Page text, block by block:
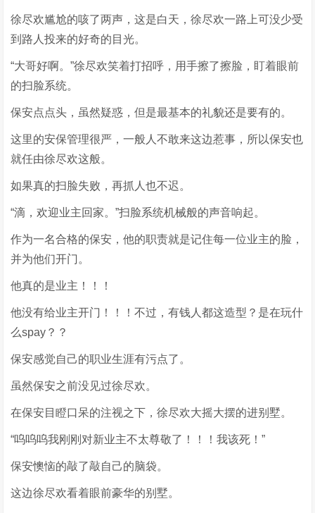
徐尽欢尴尬的咳了两声，这是白天，徐尽欢一路上可没少受
到路人投来的好奇的目光。
“大哥好啊。”徐尽欢笑着打招呼，用手擦了擦脸，盯着眼前
的扫脸系统。
保安点点头，虽然疑惑，但是最基本的礼貌还是要有的。
这里的安保管理很严，一般人不敢来这边惹事，所以保安也
就任由徐尽欢这般。
如果真的扫脸失败，再抓人也不迟。
“滴，欢迎业主回家。”扫脸系统机械般的声音响起。
作为一名合格的保安，他的职责就是记住每一位业主的脸，
并为他们开门。
他真的是业主！！！
他没有给业主开门！！！不过，有钱人都这造型？是在玩什
么spay？？
保安感觉自己的职业生涯有污点了。
虽然保安之前没见过徐尽欢。
在保安目瞪口呆的注视之下，徐尽欢大摇大摆的进别墅。
“呜呜呜我刚刚对新业主不太尊敬了！！！我该死！”
保安懊恼的敲了敲自己的脑袋。
这边徐尽欢看着眼前豪华的别墅。